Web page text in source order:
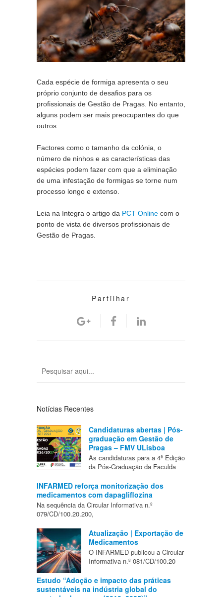
Cada espécie de formiga apresenta o seu
próprio conjunto de desafios para os
profissionais de Gestão de Pragas. No entanto,
alguns podem ser mais preocupantes do que
outros.
Factores como o tamanho da colónia, o
número de ninhos e as características das
espécies podem fazer com que a eliminação
de uma infestação de formigas se torne num
processo longo e extenso.
Leia na íntegra o artigo da PCT Online com o
ponto de vista de diversos profissionais de
Gestão de Pragas.
Partilhar
Notícias Recentes
Candidaturas abertas | Pós-
graduação em Gestão de
Pragas – FMV ULisboa
As candidaturas para a 4ª Edição
da Pós-Graduação da Faculda
INFARMED reforça monitorização dos
medicamentos com dapagliflozina
Na sequência da Circular Informativa n.º
079/CD/100.20.200,
Atualização | Exportação de
Medicamentos
O INFARMED publicou a Circular
Informativa n.º 081/CD/100.20
Estudo “Adoção e impacto das práticas
sustentáveis na indústria global do